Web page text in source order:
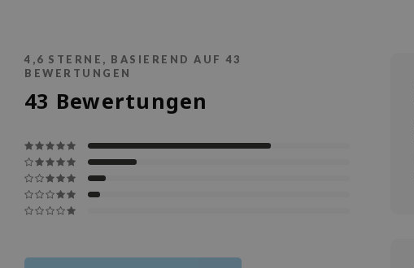
4,6 STERNE, BASIEREND AUF 43
BEWERTUNGEN
43 Bewertungen